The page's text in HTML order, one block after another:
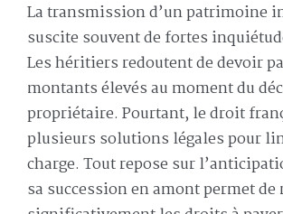
La transmission d’un patrimoine
suscite souvent de fortes
Les héritiers redoutent de devoir
montants élevés au moment du
propriétaire. Pourtant, le droit
plusieurs solutions légales pour
charge. Tout repose sur
sa succession en amont permet de